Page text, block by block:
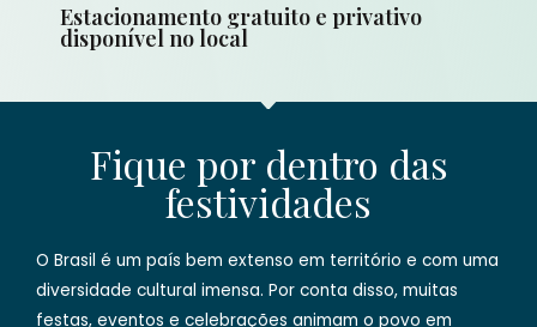
Estacionamento gratuito e privativo
disponível no local
Fique por dentro das
festividades
O Brasil é um país bem extenso em território e com uma
diversidade cultural imensa. Por conta disso, muitas
festas, eventos e celebrações animam o povo em